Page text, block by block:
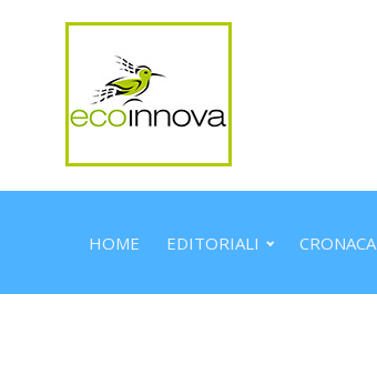
HOME EDITORIALI CRONACA